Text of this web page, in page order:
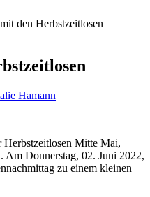
den Herbstzeitlosen
Hamann
Mitte Mai,
Am Donnerstag, 02. Juni 2022,
zu einem kleinen